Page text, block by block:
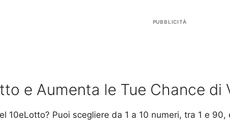
PUBBLICITÀ
e Aumenta le Tue Chance di
10eLotto? Puoi scegliere da 1 a 10 numeri, tra 1 e